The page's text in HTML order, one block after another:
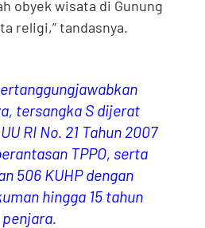
obyek wisata di Gunung
religi,” tandasnya.
tersangka S dijerat
RI No. 21 Tahun 2007
TPPO, serta
506 KUHP dengan
hingga 15 tahun
penjara.